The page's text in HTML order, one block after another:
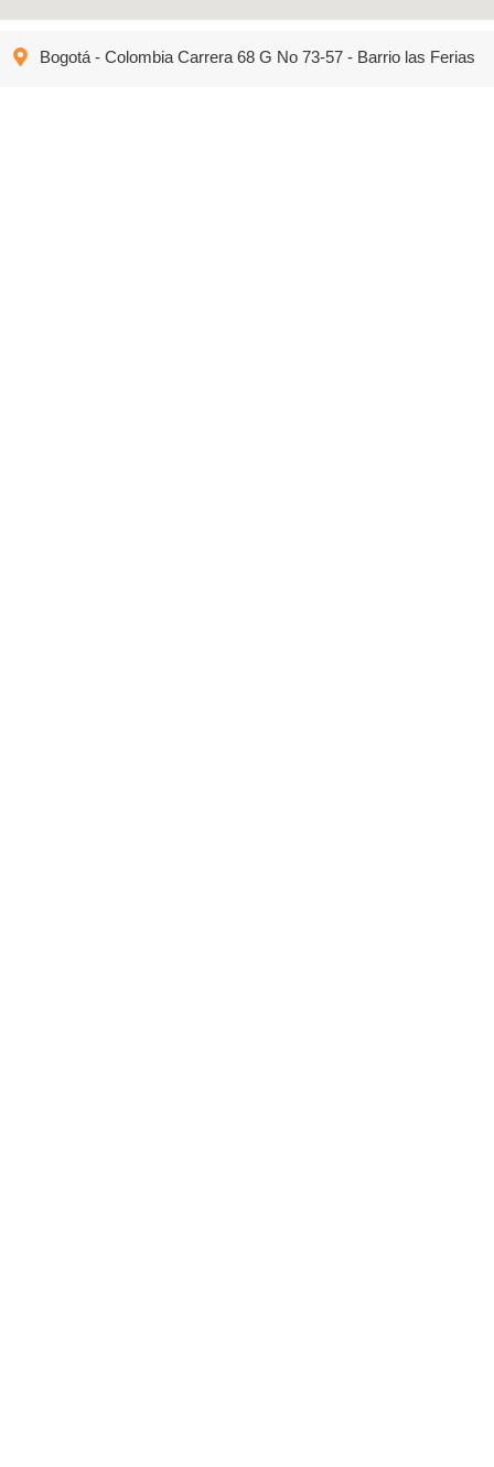
Bogotá - Colombia Carrera 68 G No 73-57 - Barrio las Ferias